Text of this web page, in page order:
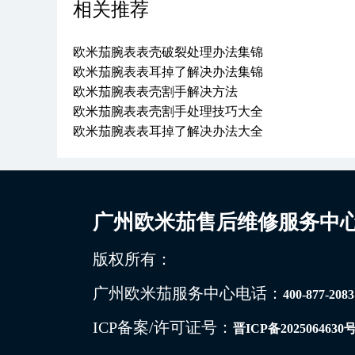
相关推荐
欧米茄腕表表壳破裂处理办法集锦
欧米茄腕表表耳掉了解决办法集锦
欧米茄腕表表壳割手解决方法
欧米茄腕表表壳割手处理技巧大全
欧米茄腕表表耳掉了解决办法大全
广州欧米茄售后维修服务中
版权所有：
广州欧米茄服务中心电话： 400-877-2083
ICP备案/许可证号： 晋ICP备2025064630